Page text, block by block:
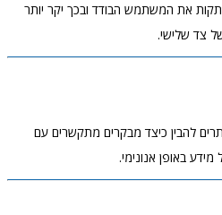
את המשתמש הבודד ובכך יקר יותר
צד שלישי.
להבין כיצד מבקרים מתקשרים עם
מידע באופן אנונימי.